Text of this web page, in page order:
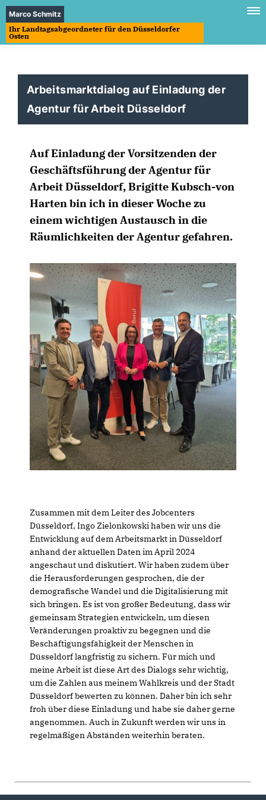
Marco Schmitz
Ihr Landtagsabgeordneter für den Düsseldorfer
Osten
Arbeitsmarktdialog auf Einladung der
Agentur für Arbeit Düsseldorf
Auf Einladung der Vorsitzenden der
Geschäftsführung der Agentur für
Arbeit Düsseldorf, Brigitte Kubsch-von
Harten bin ich in dieser Woche zu
einem wichtigen Austausch in die
Räumlichkeiten der Agentur gefahren.
Zusammen mit dem Leiter des Jobcenters
Düsseldorf, Ingo Zielonkowski haben wir uns die
Entwicklung auf dem Arbeitsmarkt in Düsseldorf
anhand der aktuellen Daten im April 2024
angeschaut und diskutiert. Wir haben zudem über
die Herausforderungen gesprochen, die der
demografische Wandel und die Digitalisierung mit
sich bringen. Es ist von großer Bedeutung, dass wir
gemeinsam Strategien entwickeln, um diesen
Veränderungen proaktiv zu begegnen und die
Beschäftigungsfähigkeit der Menschen in
Düsseldorf langfristig zu sichern. Für mich und
meine Arbeit ist diese Art des Dialogs sehr wichtig,
um die Zahlen aus meinem Wahlkreis und der Stadt
Düsseldorf bewerten zu können. Daher bin ich sehr
froh über diese Einladung und habe sie daher gerne
angenommen. Auch in Zukunft werden wir uns in
regelmäßigen Abständen weiterhin beraten.